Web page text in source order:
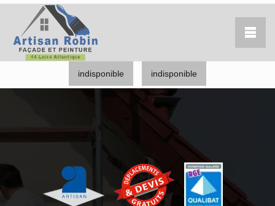
indisponible indisponible